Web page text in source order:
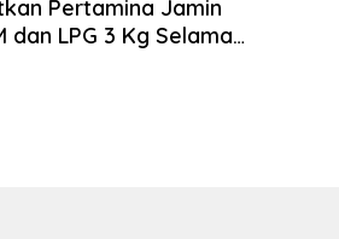
Pertamina Jamin
dan LPG 3 Kg Selama